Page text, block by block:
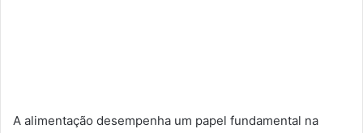
A alimentação desempenha um papel fundamental na